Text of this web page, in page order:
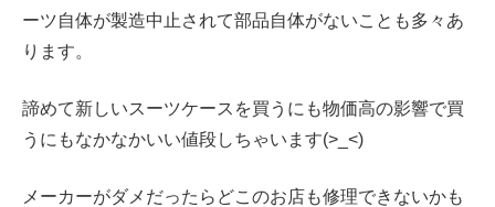
ーツ自体が製造中止されて部品自体がないことも多々あ
ります。
諦めて新しいスーツケースを買うにも物価高の影響で買
うにもなかなかいい値段しちゃいます(>_<)
メーカーがダメだったらどこのお店も修理できないかも